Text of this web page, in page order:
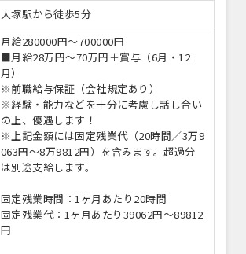
大塚駅から徒歩5分
月給280000円〜700000円
■月給28万円～70万円＋賞与（6月・12
月）
※前職給与保証（会社規定あり）
※経験・能力などを十分に考慮し話し合い
の上、優遇します！
※上記金額には固定残業代（20時間／3万9
063円～8万9812円）を含みます。超過分
は別途支給します。
固定残業時間：1ヶ月あたり20時間
固定残業代：1ヶ月あたり39062円〜89812
円